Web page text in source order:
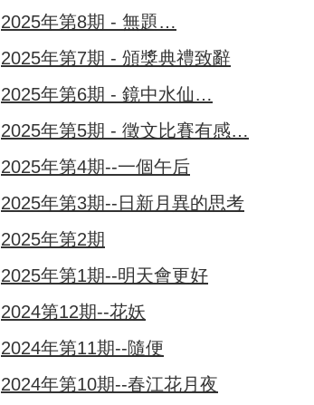
2025年第8期 - 無題…
2025年第7期 - 頒獎典禮致辭
2025年第6期 - 鏡中水仙…
2025年第5期 - 徵文比賽有感…
2025年第4期--一個午后
2025年第3期--日新月異的思考
2025年第2期
2025年第1期--明天會更好
2024第12期--花妖
2024年第11期--隨便
2024年第10期--春江花月夜